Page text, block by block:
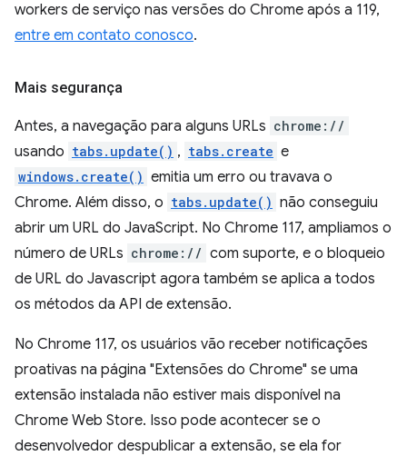
workers de serviço nas versões do Chrome após a 119,
entre em contato conosco.
Mais segurança
Antes, a navegação para alguns URLs chrome://
usando tabs.update() , tabs.create e
windows.create() emitia um erro ou travava o
Chrome. Além disso, o tabs.update() não conseguiu
abrir um URL do JavaScript. No Chrome 117, ampliamos o
número de URLs chrome:// com suporte, e o bloqueio
de URL do Javascript agora também se aplica a todos
os métodos da API de extensão.
No Chrome 117, os usuários vão receber notificações
proativas na página "Extensões do Chrome" se uma
extensão instalada não estiver mais disponível na
Chrome Web Store. Isso pode acontecer se o
desenvolvedor despublicar a extensão, se ela for